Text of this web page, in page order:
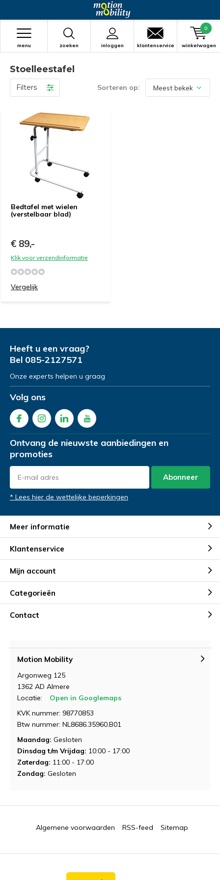
zoeken inloggen
menu klantenservice winkelwagen
0
Stoelleestafel
Filters Sorteren op:
Bedtafel met wielen
(verstelbaar blad)
€ 89,-
Klik voor verzendinformatie
Vergelijk
Heeft u een vraag?
Bel 085-2127571
Onze experts helpen u graag
Volg ons
Ontvang de nieuwste aanbiedingen en
promoties
Abonneer
* Lees hier de wettelijke beperkingen
Meer informatie
Klantenservice
Mijn account
Categorieën
Contact
Motion Mobility
Argonweg 125
1362 AD Almere
Locatie:
Open in Googlemaps
KVK nummer: 98770853
Btw nummer: NL8686.35960.B01
Maandag: Gesloten
Dinsdag t/m Vrijdag: 10:00 - 17:00
Zaterdag: 11:00 - 17:00
Zondag: Gesloten
Algemene voorwaarden RSS-feed Sitemap